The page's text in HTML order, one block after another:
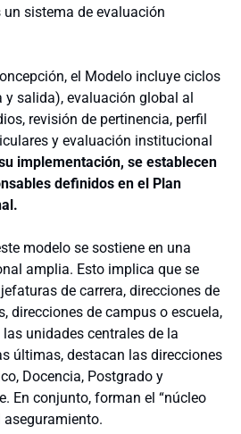
sistema de evaluación
el Modelo incluye ciclos
y salida), evaluación global al
revisión de pertinencia, perfil
y evaluación institucional
implementación, se establecen
definidos en el Plan
modelo se sostiene en una
amplia. Esto implica que se
de carrera, direcciones de
direcciones de campus o escuela,
unidades centrales de la
últimas, destacan las direcciones
Docencia, Postgrado y
En conjunto, forman el “núcleo
aseguramiento.